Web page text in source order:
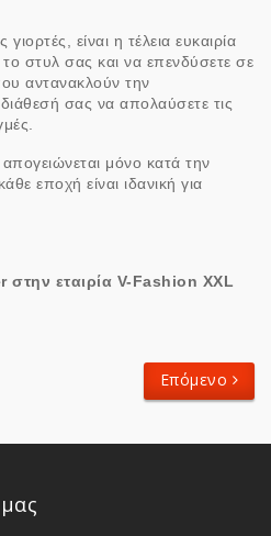
είναι η τέλεια ευκαιρία
στυλ σας και να επενδύσετε σε
αντανακλούν την
σας να απολαύσετε τις
μόνο κατά την
εποχή είναι ιδανική για
εταιρία V-Fashion XXL
ΕΞΥΠΝΕΣ ΑΓΟΡΕΣ
Επόμενο
Επόμενο